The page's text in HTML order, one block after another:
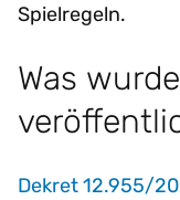
Spielregeln.
Was
Dekret 12.955/